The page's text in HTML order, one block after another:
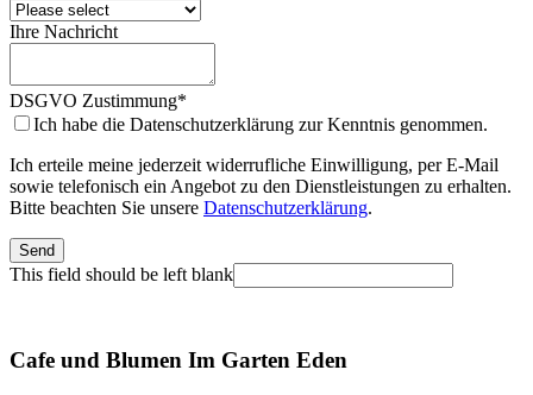
Ihre Nachricht
DSGVO Zustimmung*
Ich habe die Datenschutzerklärung zur Kenntnis genommen.
Ich erteile meine jederzeit widerrufliche Einwilligung, per E-Mail
sowie telefonisch ein Angebot zu den Dienstleistungen zu erhalten.
Bitte beachten Sie unsere Datenschutzerklärung.
Send
This field should be left blank
Cafe und Blumen Im Garten Eden